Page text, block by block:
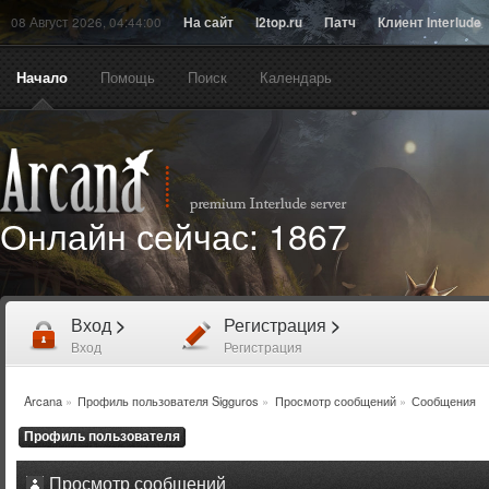
08 Август 2026, 04:44:00 На сайт l2top.ru Патч Клиент Interlude
Начало Помощь Поиск Календарь
Онлайн сейчас:1867
Вход >
Вход
Регистрация >
Регистрация
Arcana» Профиль пользователя Sigguros » Просмотр сообщений» Сообщения
Профиль пользователя
Просмотр сообщений